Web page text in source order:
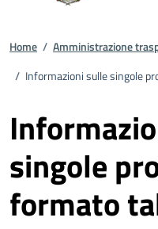
Home / Amministrazione
/ Informazioni sulle singole
singole
formato